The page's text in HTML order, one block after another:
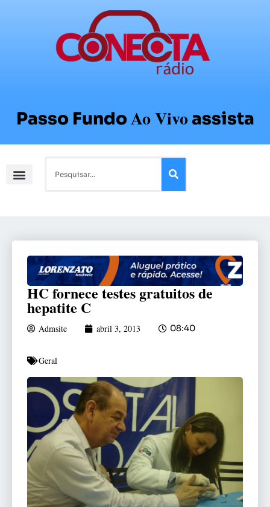
Passo FundoAo Vivoassista
HC fornece testes gratuitos de
hepatite C
Admsite abril 3, 2013 08:40
Geral